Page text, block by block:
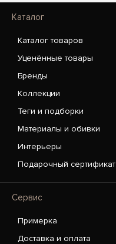
Каталог
Каталог товаров
Уценённые товары
Бренды
Коллекции
Теги и подборки
Материалы и обивки
Интерьеры
Подарочный сертификат
Сервис
Примерка
Доставка и оплата